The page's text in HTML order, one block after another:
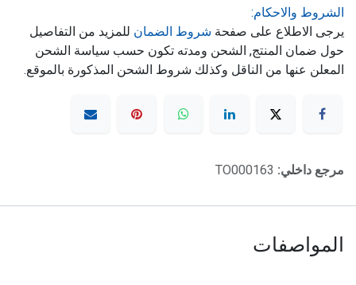
الشروط والاحكام:
يرجى الاطلاع على صفحة شروط الضمان للمزيد من التفاصيل
حول ضمان المنتج, الشحن ومدته تكون حسب سياسة الشحن
المعلن عنها من الناقل وكذلك شروط الشحن المذكورة بالموقع.
مرجع داخلي: TO000163
المواصفات